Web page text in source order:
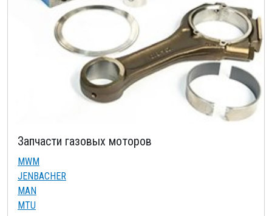
Запчасти газовых моторов
MWM
JENBACHER
MAN
MTU